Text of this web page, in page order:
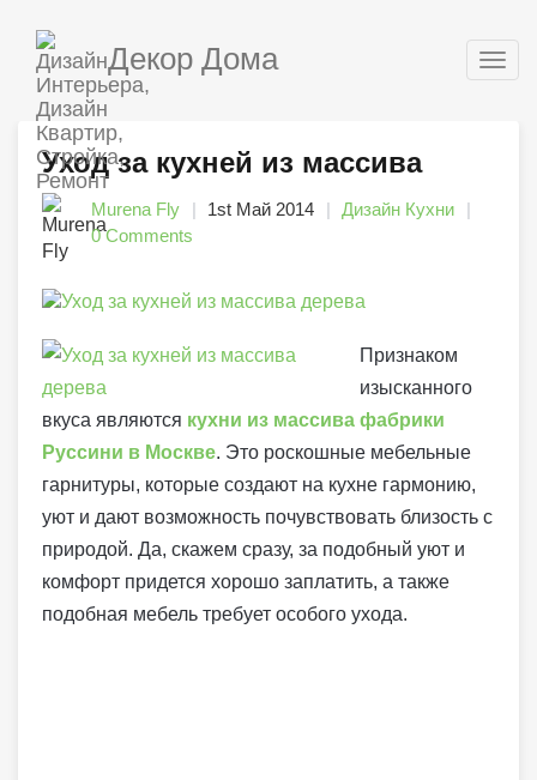
Декор Дома
Уход за кухней из массива
Murena Fly 1st Май 2014
Дизайн Кухни
0 Comments
Признаком
изысканного
вкуса являются кухни из массива фабрики
Руссини в Москве. Это роскошные мебельные
гарнитуры, которые создают на кухне гармонию,
уют и дают возможность почувствовать близость с
природой. Да, скажем сразу, за подобный уют и
комфорт придется хорошо заплатить, а также
подобная мебель требует особого ухода.